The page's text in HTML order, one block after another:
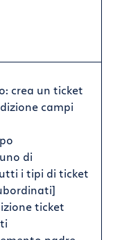
crea un ticket
campi
di
i tipi di ticket
ticket